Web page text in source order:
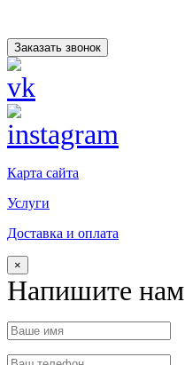
Заказать звонок
Карта сайта
Услуги
Доставка и оплата
×
Напишите нам